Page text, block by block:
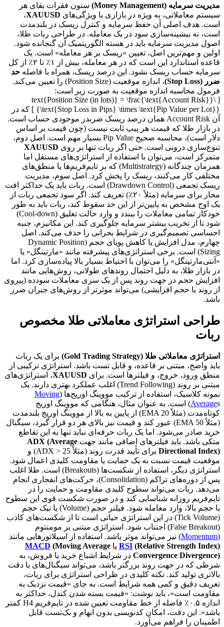
مدیریت سرمایه (Money Management)
ستون فقرات بقای هر
سیستم معاملاتی، به ویژه در بازاری با ویژگی‌های XAUUSD،
است. هدف اصلی آن حفظ سرمایه و کنترل ریسک در بلندمدت
است، نه بیشینه‌سازی سود در یک معامله. در طراحی ربات طلا،
اصول مدیریت سرمایه باید در هسته الگوریتمیک آن گنجانده شود.
اولین و مهم‌ترین اصل، تعیین «ریسک بر هر معامله» است. یک
قاعده استاندارد این است که در هر معامله، بیش از ۱٪ تا ۲٪ از کل
سرمایه حساب ریسک نشود. این درصد ریسک، همراه با فاصله حد
ضرر (Stop Loss)
، اندازه موقعیت (Position Size) را تعیین می‌کند.
فرمول محاسبه اندازه موقعیت به صورت زیر است:
[ \text{Position Size (in lots)} = \frac{\text{Account Risk}}
{\text{Stop Loss in Pips} \times \text{Pip Value per Lot}} ] که در
آن Account Risk همان درصد ریسک ضربدر موجودی حساب است.
در بازار طلا که قیمت هر پیپ ثابت نیست (چون قیمت بر اساس
دلار است)، محاسبه صحیح Pip Value بسیار مهم است. اصل دوم،
تنوع‌سازی درونی است. حتی اگر ربات تنها بر روی XAUUSD
متمرکز است، می‌توان با استفاده از استراتژی‌های مستقل اما
همزمان چندگانه (Multistrategy) که بر تایم‌فریم‌ها یا منطق‌های
مختلفی کار می‌کنند، ریسک را پخش کرد. اصل سوم، مدیریت
ریسک تجمعی (Drawdown Control) است. ربات باید یک حداکثر افت
مجاز برای سرمایه (مثلاً ۲۰٪) تعریف کند. اگر سود تجمعی ربات از
یک اوج مشخص به پایین‌تر از این حد سقوط کند، ربات باید به طور
خودکار تمامی معاملات را ببندد و وارد حالت تعلیق (Cool-down)
شود تا از تخریب بیشتر سرمایه جلوگیری کند. این مکانیزم، جنبه
احساسی تصمیم‌گیری در شرایط بحرانی را حذف می‌کند. اصل
چهارم، مدل افزایش یا کاهش پویای حجم (Dynamic Position
Sizing) است. برخی استراتژی‌های پیشرفته مانند «مارتینگل» یا
«آنتی‌مارتینگل» را می‌توان با احتیاط بسیار بالا پیاده‌سازی کرد. اما
در بازار طلا، به دلیل احتمال روندهای طولانی، روش‌هایی مانند
افزایش حجم در جهت روند پس از یک سری معاملات سودده (پیروی
از روند با حجم افزایشی) می‌تواند موثرتر از روش‌های جبران ضرر
باشد.
طراحی استراتژی معاملاتی طلا مخصوص
ربات
استراتژی معاملاتی طلا (Gold Trading Strategy)
برای یک ربات
باید واضح، مبتنی بر قاعده، و قابل تست باشد. استراتژی ترکیبی از
منطق ورود، خروج، و فیلترها است. برای XAUUSD، استراتژی‌های
مبتنی بر روند (Trend Following) اغلب عملکرد بهتری دارند. یک
نمونه کلاسیک، استفاده از ترکیب مووینگ اوریج‌ها (Moving
Averages) است. به عنوان مثال، هنگامی که مووینگ اوریج
کوتاه‌مدت (مثلاً EMA 20) از پایین به بالا از مووینگ اوریج بلندمدت
(مثلاً EMA 50) عبور کند و قیمت نیز بالای هر دو قرار گیرد، سیگنال
خرید صادر می‌شود. اما یک ربات حرفه‌ای نباید تنها به این تقاطع
متکی باشد. باید فیلترهای اضافی مانند جهت ADX (Average
Directional Index)
برای تأیید قدرت روند (مثلاً ADX > 25) و
موقعیت قیمت نسبت به یک حمایت یا مقاومت کلیدی اعمال شود.
استراتژی دیگر، استفاده از شکست‌ها (Breakouts) است. طلا اغلب
پس از دوره‌های تراکم (Consolidation)، حرکت‌های انفجاری انجام
می‌دهد. ربات می‌تواند سطوح کلیدی مقاومت و حمایت را در
تایم‌فریم روزانه شناسایی کند و در صورت شکست قوی این سطوح
با حجم بالا، وارد معامله شود. فیلتر حجم (Volume) یا تیک حجم
(Tick Volume) در این استراتژی حیاتی است تا از شکست‌های کاذب
(False Breakout) اجتناب شود. استراتژی مبتنی بر مومنتوم
(
Momentum) نیز می‌تواند موثر باشد. استفاده از اسیلاتورهایی مانند
RSI (Relative Strength Index) یا MACD (Moving Average
Convergence Divergence) در شرایط اشباع خرید یا فروش، به
شرطی که در جهت روند بزرگتر باشد، می‌تواند سیگنال‌های با دقت
بالاتری تولید کند. نکته کلیدی در طراحی استراتژی برای ربات،
تعریف دقیق و کمی همه شرایط است. به جای «قیمت نزدیک به
مقاومت است»، باید نوشت: «قیمت بسته شدن کندل، حداکثر به
اندازه ۰.۵٪ فاصله از خط مقاومت تعیین شده در تایم‌فریم H4 کمتر
باشد». این دقت، امکان کدنویسی بدون ابهام و بک‌تست قابل
اطمینان را فراهم می‌آورد.